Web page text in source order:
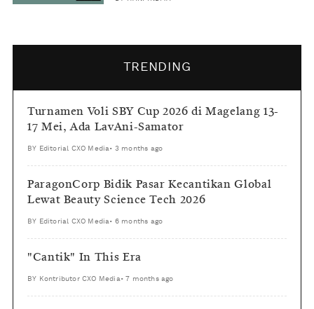
TRENDING
Turnamen Voli SBY Cup 2026 di Magelang 13-
17 Mei, Ada LavAni-Samator
BY Editorial CXO Media• 3 months ago
ParagonCorp Bidik Pasar Kecantikan Global
Lewat Beauty Science Tech 2026
BY Editorial CXO Media• 6 months ago
"Cantik" In This Era
BY Kontributor CXO Media•7 months ago